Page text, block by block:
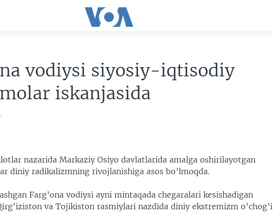
vodiysi siyosiy-iqtisodiy
iskanjasida
nazarida Markaziy Osiyo davlatlarida amalga oshirilayotgan
diniy radikalizmning rivojlanishiga asos bo’lmoqda.
Farg’ona vodiysi ayni mintaqada chegaralari kesishadigan
va Tojikiston rasmiylari nazdida diniy ekstremizm o’chog’i